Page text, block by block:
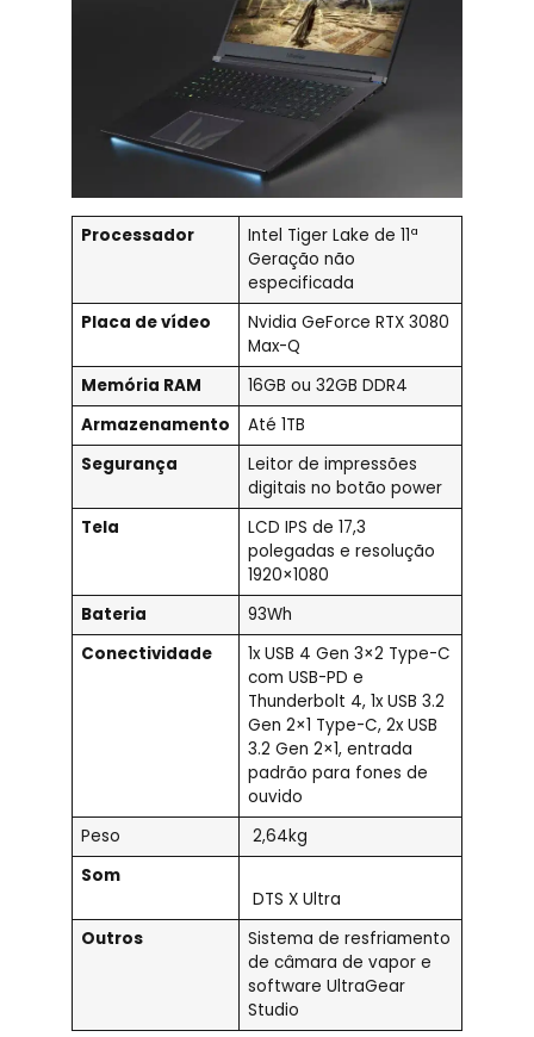
Processador
Intel Tiger Lake de 11ª
Geração não
especificada
Placa de vídeo
Nvidia GeForce RTX 3080
Max-Q
Memória RAM
16GB ou 32GB DDR4
Armazenamento
Até 1TB
Segurança
Leitor de impressões
digitais no botão power
Tela
LCD IPS de 17,3
polegadas e resolução
1920×1080
Bateria
93Wh
Conectividade
1x USB 4 Gen 3×2 Type-C
com USB-PD e
Thunderbolt 4, 1x USB 3.2
Gen 2×1 Type-C, 2x USB
3.2 Gen 2×1, entrada
padrão para fones de
ouvido
Peso
2,64kg
Som
DTS X Ultra
Outros
Sistema de resfriamento
de câmara de vapor e
software UltraGear
Studio